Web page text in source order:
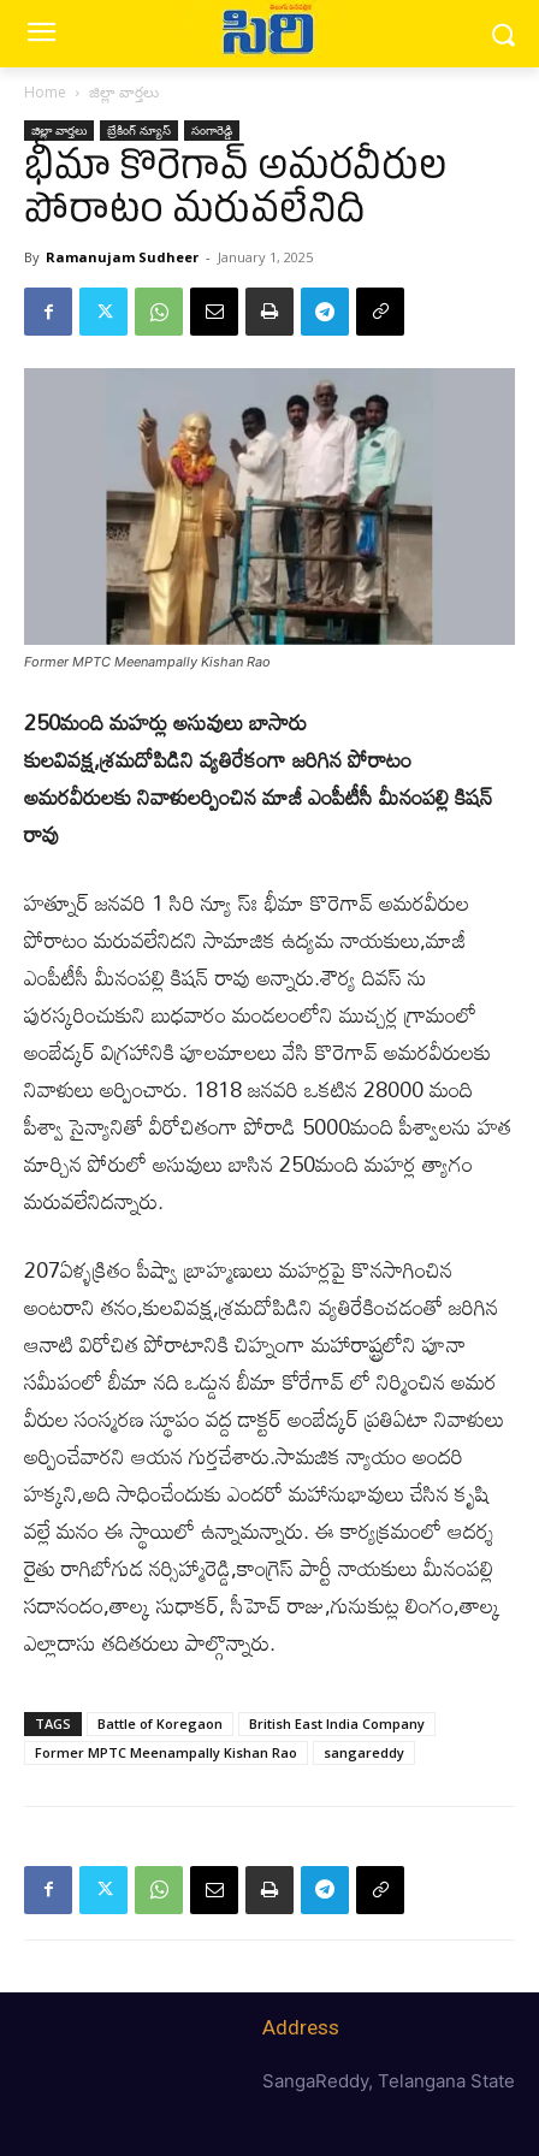
Home జిల్లా వార్త‌లు
జిల్లా వార్త‌లు బ్రేకింగ్ న్యూస్‌ సంగారెడ్డి
భీమా కొరెగావ్ అమరవీరుల
పోరాటం మరువలేనిది
By Ramanujam Sudheer - January 1, 2025
Former MPTC Meenampally Kishan Rao
250మంది మహర్లు అసువులు బాసారు
కులవివక్ష,శ్రమదోపిడిని వ్యతిరేకంగా జ‌రిగిన పోరాటం
అమ‌ర‌వీరుల‌కు నివాళుల‌ర్పించిన మాజీ ఎంపీటీసీ మీనంప‌ల్లి కిష‌న్
రావు
హత్నూర్ జనవరి 1 సిరి న్యూ స్ః భీమా కొరెగావ్ అమరవీరుల
పోరాటం మరువలేనిదని సామాజిక ఉద్యమ నాయకులు,మాజీ
ఎంపీటీసీ మీనంపల్లి కిషన్ రావు అన్నారు.శౌర్య దివస్ ను
పురస్కరించుకుని బుధవారం మండలంలోని ముచ్చర్ల గ్రామంలో
అంబేడ్కర్ విగ్రహానికి పూలమాలలు వేసి కొరెగావ్ అమరవీరులకు
నివాళులు అర్పించారు. 1818 జనవరి ఒకటిన 28000 మంది
పీశ్వా సైన్యానితో వీరోచితంగా పోరాడి 5000మంది పీశ్వాలను హత
మార్చిన పోరులో అసువులు బాసిన 250మంది మహర్ల త్యాగం
మరువలేనిదన్నారు.
207ఏళ్ళక్రితం పీష్వా బ్రాహ్మణులు మహర్లపై కొనసాగించిన
అంటరాని తనం,కులవివక్ష,శ్రమదోపిడిని వ్యతిరేకించడంతో జరిగిన
ఆనాటి విరోచిత పోరాటానికి చిహ్నంగా మహారాష్ట్రలోని పూనా
సమీపంలో బీమా నది ఒడ్డున బీమా కోరేగావ్ లో నిర్మించిన అమర
వీరుల సంస్మరణ స్థూపం వద్ద డాక్టర్ అంబేడ్కర్ ప్రతిఏటా నివాళులు
అర్పించేవారని ఆయన గుర్తచేశారు.సామజిక న్యాయం అందరి
హక్కని,అది సాధించేందుకు ఎందరో మహానుభావులు చేసిన కృషి
వల్లే మనం ఈ స్థాయిలో ఉన్నామన్నారు. ఈ కార్యక్రమంలో ఆదర్శ
రైతు రాగిబోగుడ నర్సిహ్మారెడ్డి,కాంగ్రెస్ పార్టీ నాయకులు మీనంపల్లి
సదానందం,తాల్క సుధాకర్, సీహెచ్ రాజు,గునుకుట్ల లింగం,తాల్క
ఎల్లాదాసు తదితరులు పాల్గొన్నారు.
TAGS Battle of Koregaon
British East India Company
Former MPTC Meenampally Kishan Rao
sangareddy
Address
SangaReddy, Telangana State